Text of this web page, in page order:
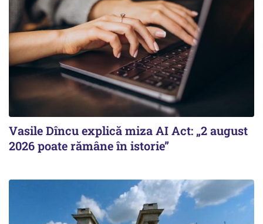
Vasile Dîncu explică miza AI Act: „2 august
2026 poate rămâne în istorie”